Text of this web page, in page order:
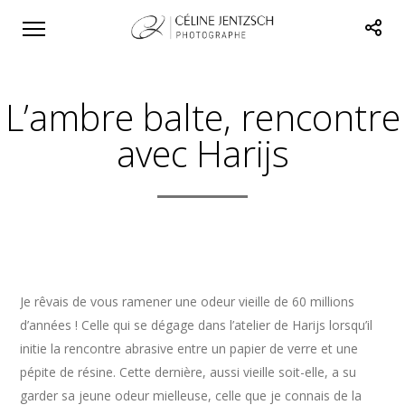
L’ambre balte, rencontre
avec Harijs
Je rêvais de vous ramener une odeur vieille de 60 millions
d’années ! Celle qui se dégage dans l’atelier de Harijs lorsqu’il
initie la rencontre abrasive entre un papier de verre et une
pépite de résine. Cette dernière, aussi vieille soit-elle, a su
garder sa jeune odeur mielleuse, celle que je connais de la